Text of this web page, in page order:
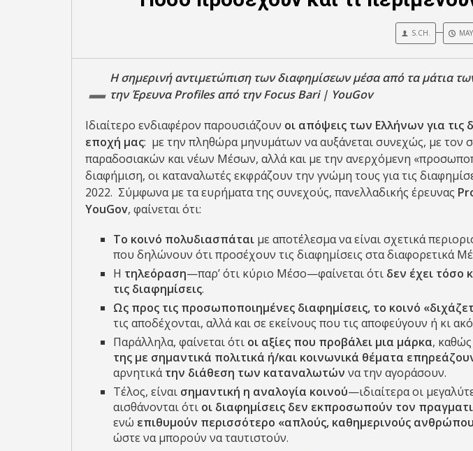
S.CH.
– Η σημερινή αντιμετώπιση των διαφημίσεων μέσα από τα μάτια
την Έρευνα Profiles από την Focus Bari | YouGov
Ιδιαίτερο ενδιαφέρον παρουσιάζουν οι απόψεις των Ελλήνων για τις
εποχή μας: με την πληθώρα μηνυμάτων να αυξάνεται συνεχώς, με τον
παραδοσιακών και νέων Μέσων, αλλά και με την ανερχόμενη
διαφήμιση, οι καταναλωτές εκφράζουν την γνώμη τους για τις
2022. Σύμφωνα με τα ευρήματα της συνεχούς, πανελλαδικής έρευνας
YouGov, φαίνεται ότι:
Το κοινό πολυδιασπάται με αποτέλεσμα να είναι σχετικά
που δηλώνουν ότι προσέχουν τις διαφημίσεις στα διαφορετικά
Η τηλεόραση—παρ’ ότι κύριο Μέσο—φαίνεται ότι δεν έχει τόσο
τις διαφημίσεις.
Ως προς τις προσωποποιημένες διαφημίσεις, το κοινό
τις αποδέχονται, αλλά και σε εκείνους που τις αποφεύγουν ή κι
Παράλληλα, φαίνεται ότι οι αξίες που προβάλει μια μάρκα, καθώς
της με σημαντικά πολιτικά ή/και κοινωνικά θέματα
αρνητικάτην διάθεση των καταναλωτών να την αγοράσουν.
Τέλος, είναι σημαντική η αναλογία κοινού—ιδιαίτερα οι
αισθάνονται ότι οι διαφημίσεις δεν εκπροσωπούν τον
ενώ επιθυμούν περισσότερο «απλούς, καθημερινούς
ώστε να μπορούν να ταυτιστούν.